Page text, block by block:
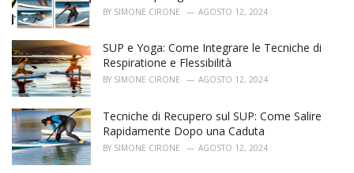
BY SIMONE CIRONE AGOSTO 12, 2024
SUP e Yoga: Come Integrare le Tecniche di
Respiratione e Flessibilità
BY SIMONE CIRONE AGOSTO 12, 2024
Tecniche di Recupero sul SUP: Come Salire
Rapidamente Dopo una Caduta
BY SIMONE CIRONE AGOSTO 12, 2024